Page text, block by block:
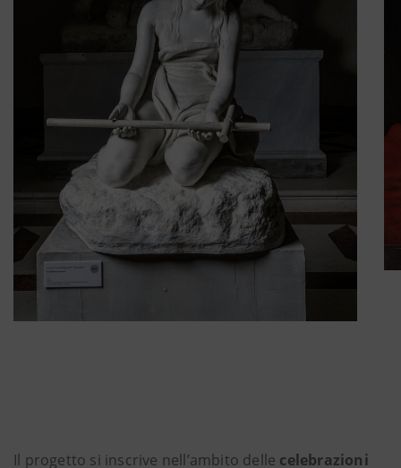
Il progetto si inscrive nell’ambito delle celebrazioni